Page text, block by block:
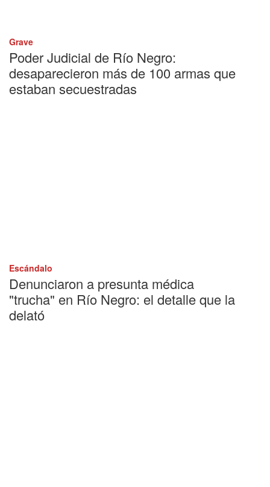
Grave
Poder Judicial de Río Negro:
desaparecieron más de 100 armas que
estaban secuestradas
Escándalo
Denunciaron a presunta médica
"trucha" en Río Negro: el detalle que la
delató